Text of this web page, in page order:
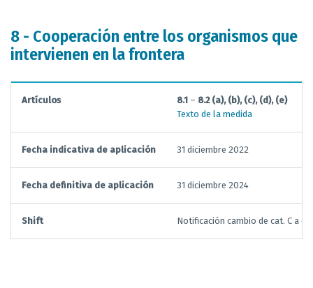
8 - Cooperación entre los organismos que
intervienen en la frontera
Artículos 8.1 – 8.2 (a), (b), (c), (d), (e)
Texto de la medida
Fecha indicativa de aplicación 31 diciembre 2022
Fecha definitiva de aplicación 31 diciembre 2024
Shift Notificación cambio de cat. C a